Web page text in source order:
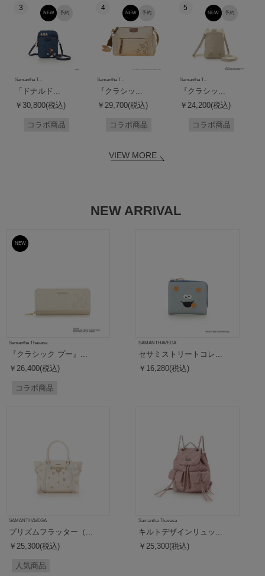
3
予約
NEW
Samantha T...
「ドナルド...
￥30,800(税込)
コラボ商品
4
予約
NEW
Samantha T...
『クラシッ...
￥29,700(税込)
コラボ商品
5
予約
NEW
Samantha T...
『クラシッ...
￥24,200(税込)
コラボ商品
VIEW MORE
NEW ARRIVAL
予約
NEW
Samantha Thavasa
『クラシック プー』...
￥26,400(税込)
コラボ商品
SAMANTHAVEGA
セサミストリートコレ...
￥16,280(税込)
SAMANTHAVEGA
プリズムフラッター（...
￥25,300(税込)
人気商品
Samantha Thavasa
キルトデザインリュッ...
￥25,300(税込)